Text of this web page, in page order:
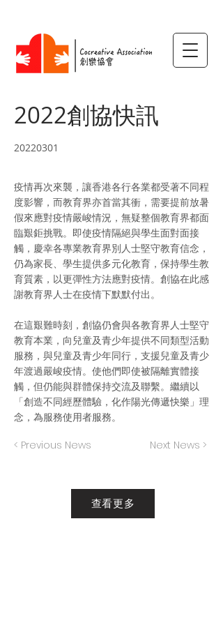
2022創協快訊
20220301
疫情再次來襲，讓香港各行各業都受著不同程
度影響，而教育界亦首當其衝，需要提前放暑
假來應對疫情嚴峻情況，無疑整個教育界都面
臨艱鉅挑戰。即使疫情隔絕與學生面對面接
觸，慶幸各專業教育界別人士堅守教育信念，
仍為家長、學生提供多元化教育，保持學生教
育質素，以更彈性方法應對疫情。創協在此感
謝教育界人士在疫情下默默付出。
在這艱難時刻，創協仍會與各教育界人士堅守
教育本業，向兒童及青少年提供不同類型活動
服務，與兒童及青少年同行，支援兒童及青少
年渡過嚴峻疫情。使他們即使被隔離實體接
觸，但仍能與群體保持交流及聯繫。繼續以
「創造不同經歷體驗，化作陽光傳遞快樂」理
念，為服務使用者服務。
< Previous News Next News >
查看更多